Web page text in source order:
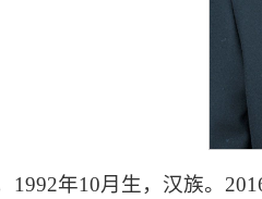
1992年10月生，汉族。